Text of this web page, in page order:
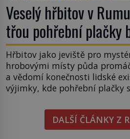
Veselý hřbitov v
třou pohřební plačky
Hřbitov jako jeviště pro
hrobovými místy půda
a vědomí konečnosti lidské
výjimky, kde pohřební plačky
pohledu na výši vyměřené
v nezaměstnanosti. Kam vás
hřbitov, který si vysloužil
DALŠÍ ČLÁNKY Z